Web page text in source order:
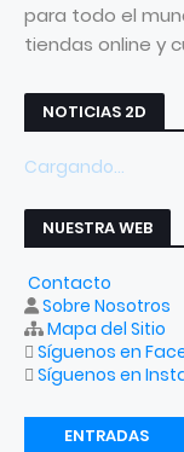
para todo el
tiendas online y
NOTICIAS 2D
Cargando...
NUESTRA WEB
Contacto
Sobre Nosotros
Mapa del Sitio
Síguenos en
Síguenos en
ENTRADAS